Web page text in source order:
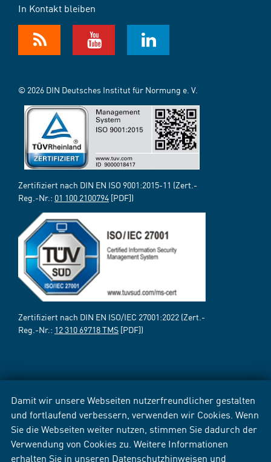
Damit wir unsere Webseiten nutzerfreundlicher gestalten
und fortlaufend verbessern, verwenden wir Cookies. Wenn
Sie die Webseiten weiter nutzen, stimmen Sie dadurch der
Verwendung von Cookies zu. Weitere Informationen
erhalten Sie in unseren Datenschutzhinweisen und
In Kontakt bleiben
© 2026 DIN Deutsches Institut für Normung e. V.
Zertifiziert nach DIN EN ISO 9001:2015-11 (Zert.-
Reg.-Nr.: 01 100 2100794 [PDF])
Zertifiziert nach DIN EN ISO/IEC 27001:2022 (Zert.-
Reg.-Nr.: 12 310 69718 TMS [PDF])